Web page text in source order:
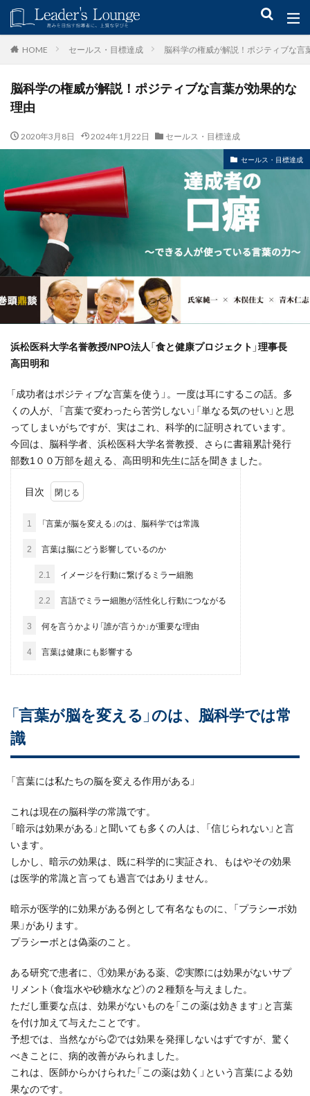
HOME セールス・目標達成 脳科学の権威が解説！ポジティブな言
脳科学の権威が解説！ポジティブな言葉が効果的な
理由
2020年3月8日 2024年1月22日 セールス・目標達成
セールス・目標達成
浜松医科大学名誉教授/NPO法人「食と健康プロジェクト」理事長
高田明和
「成功者はポジティブな言葉を使う」。一度は耳にするこの話。多
くの人が、「言葉で変わったら苦労しない」「単なる気のせい」と思
ってしまいがちですが、実はこれ、科学的に証明されています。
今回は、脳科学者、浜松医科大学名誉教授、さらに書籍累計発行
部数1００万部を超える、高田明和先生に話を聞きました。
目次
1 「言葉が脳を変える」のは、脳科学では常識
2 言葉は脳にどう影響しているのか
2.1 イメージを行動に繋げるミラー細胞
2.2 言語でミラー細胞が活性化し行動につながる
3 何を言うかより「誰が言うか」が重要な理由
4 言葉は健康にも影響する
「言葉が脳を変える」のは、脳科学では常
識
「言葉には私たちの脳を変える作用がある」
これは現在の脳科学の常識です。
「暗示は効果がある」と聞いても多くの人は、「信じられない」と言
います。
しかし、暗示の効果は、既に科学的に実証され、もはやその効果
は医学的常識と言っても過言ではありません。
暗示が医学的に効果がある例として有名なものに、「プラシーボ効
果」があります。
プラシーボとは偽薬のこと。
ある研究で患者に、①効果がある薬、②実際には効果がないサプ
リメント（食塩水や砂糖水など）の２種類を与えました。
ただし重要な点は、効果がないものを「この薬は効きます」と言葉
を付け加えて与えたことです。
予想では、当然ながら②では効果を発揮しないはずですが、驚く
べきことに、病的改善がみられました。
これは、医師からかけられた「この薬は効く」という言葉による効
果なのです。
キーワード
青木仁志 モチベーションアップ 後継者育成 事業承継
新規事業
カテゴリー
タグ
組織力
事業戦略
人材育成
夢 日本青年会議所
検索